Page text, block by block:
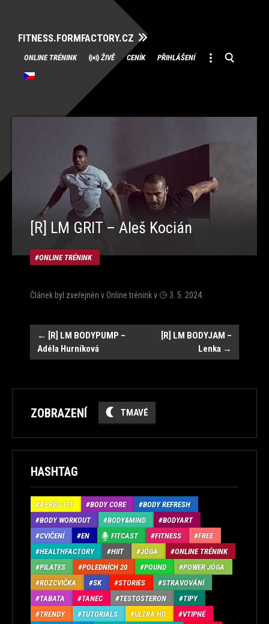
FITNESS.FORMFACTORY.CZ
Přeskočit
na
obsah
ONLINE TRÉNINK ŽIVĚ CENÍK PŘIHLÁŠENÍ
[R] LM GRIT – Aleš Kocián
ONLINE TRÉNINK
Článek byl zveřejněn vOnline tréninkv 3. 5. 2024
Navigace
← [R] LM BODYPUMP –
Adéla Hurníková
[R] LM BODYJAM –
Lenka →
ZOBRAZENÍ TMAVÉ
HASHTAG
APRÉS-FIT BODY CORE
BODY REFRESH
BODY WORKOUT
BODY&MIND
BODYART
CVIČENÍ
EN FITCAST FITNESS
FREE
HEALTHFACTORY
HIIT JÓGA
ONLINE TRÉNINK
PILATES
POLEDNÍCH 20 POUND
POWER JÓGA
ROZCVIČKA
SK STORIES
STRAVOVÁNÍ
TABATA
TANEC TESTOSTERON
TIPY
TRENDY
TUTORIALS ULTRA HD
VTIPNÉ